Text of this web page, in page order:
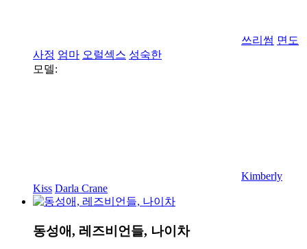
쓰리썸 면도
사정 엄마 오럴섹스 성숙한
모델:
Kimberly
Kiss Darla Crane
동성애, 레즈비언들, 나이차